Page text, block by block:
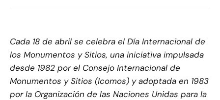
Cada 18 de abril se celebra el Día Internacional de
los Monumentos y Sitios, una iniciativa impulsada
desde 1982 por el Consejo Internacional de
Monumentos y Sitios (Icomos) y adoptada en 1983
por la Organización de las Naciones Unidas para la